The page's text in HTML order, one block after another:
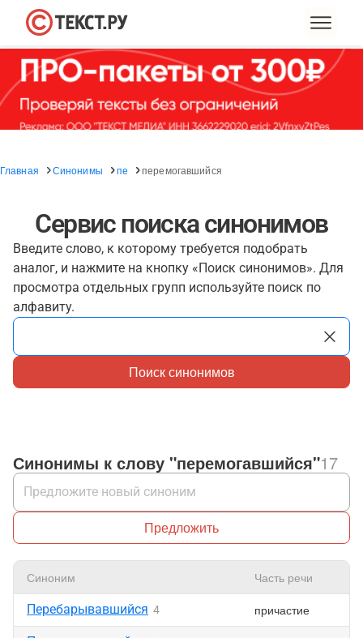
Главная Синонимы пе перемогавшийся
Сервис поиска синонимов
Введите слово, к которому требуется подобрать
аналог, и нажмите на кнопку «Поиск синонимов». Для
просмотра отдельных групп используйте поиск по
алфавиту.
Поиск синонимов
Синонимы к слову "перемогавшийся"17
Предложить
Синоним Часть речи
Перебарывавшийся 4 причастие